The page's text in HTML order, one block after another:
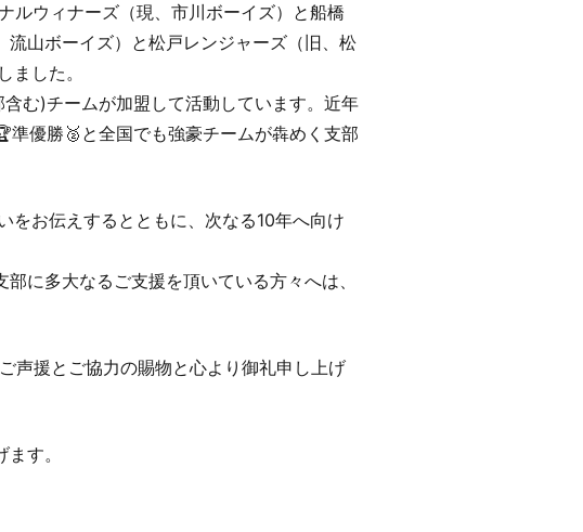
ルウィナーズ（現、市川ボーイズ）と船橋
山ボーイズ）と松戸レンジャーズ（旧、松
した。
む)チームが加盟して活動しています。近年
優勝🥈と全国でも強豪チームが犇めく支部
をお伝えするとともに、次なる10年へ向け
に多大なるご支援を頂いている方々へは、
声援とご協力の賜物と心より御礼申し上げ
す。